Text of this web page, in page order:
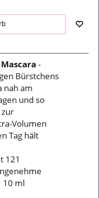
-
Bürstchens
nah am
und so
Volumen
Tag hält
121
10 ml